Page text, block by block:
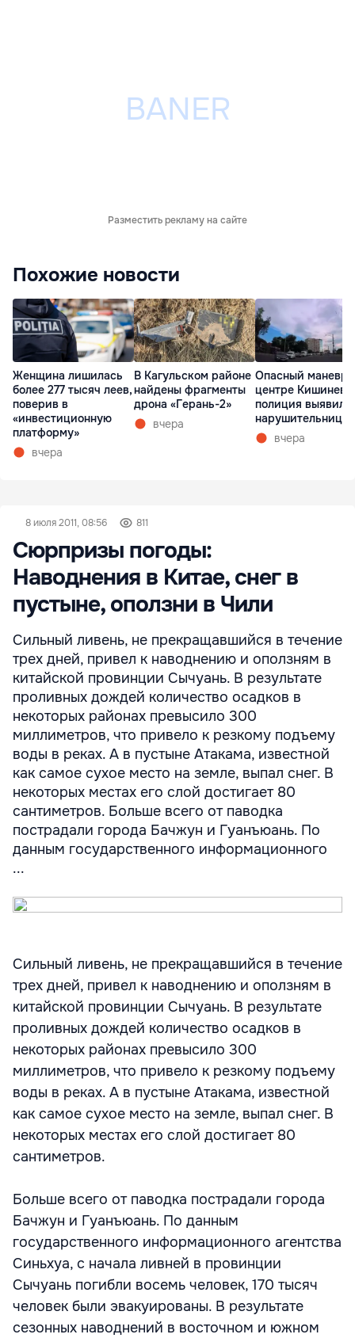
Разместить рекламу на сайте
Похожие новости
Женщина лишилась
более 277 тысяч леев,
поверив в
«инвестиционную
платформу»
вчера
В Кагульском районе
найдены фрагменты
дрона «Герань-2»
вчера
Опасный маневр
центре Кишинева:
полиция выявила
нарушительницу
вчера
8 июля 2011, 08:56 811
Сюрпризы погоды:
Наводнения в Китае, снег в
пустыне, оползни в Чили
Сильный ливень, не прекращавшийся в течение
трех дней, привел к наводнению и оползням в
китайской провинции Сычуань. В результате
проливных дождей количество осадков в
некоторых районах превысило 300
миллиметров, что привело к резкому подъему
воды в реках. А в пустыне Атакама, известной
как самое сухое место на земле, выпал снег. В
некоторых местах его слой достигает 80
сантиметров. Больше всего от паводка
пострадали города Бачжун и Гуанъюань. По
данным государственного информационного
...
Сильный ливень, не прекращавшийся в течение
трех дней, привел к наводнению и оползням в
китайской провинции Сычуань. В результате
проливных дождей количество осадков в
некоторых районах превысило 300
миллиметров, что привело к резкому подъему
воды в реках. А в пустыне Атакама, известной
как самое сухое место на земле, выпал снег. В
некоторых местах его слой достигает 80
сантиметров.
Больше всего от паводка пострадали города
Бачжун и Гуанъюань. По данным
государственного информационного агентства
Синьхуа, с начала ливней в провинции
Сычуань погибли восемь человек, 170 тысяч
человек были эвакуированы. В результате
сезонных наводнений в восточном и южном